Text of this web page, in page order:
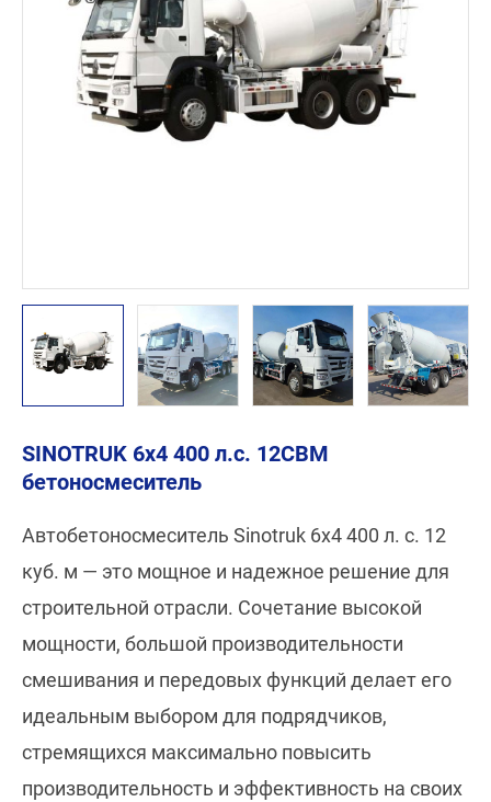
SINOTRUK 6x4 400 л.с. 12CBM
бетоносмеситель
Автобетоносмеситель Sinotruk 6x4 400 л. с. 12
куб. м — это мощное и надежное решение для
строительной отрасли. Сочетание высокой
мощности, большой производительности
смешивания и передовых функций делает его
идеальным выбором для подрядчиков,
стремящихся максимально повысить
производительность и эффективность на своих